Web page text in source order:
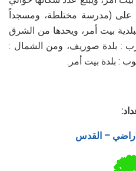
على (مدرسة مختلطة، ومسجداً
بيت أمر، ويحدها من الشرق
: بلدة صوريف، ومن الشمال :
: بلدة بيت أمر.
– القدس